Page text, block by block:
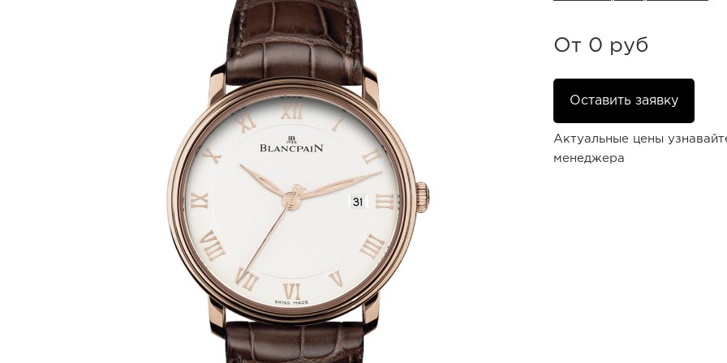
От 0 руб
Оставить заявку
Актуальные цены
менеджера
Ремешки для часов Corum
Ремешки для часов Daniel Roth
Ремешки для часов De Bethune
Ремешки для часов De Grisogono
Ремешки для часов Dewitt
Ремешки для часов Franck Muller